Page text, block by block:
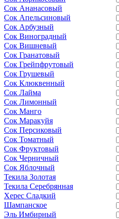
Сок Ананасовый
Сок Апельсиновый
Сок Арбузный
Сок Виноградный
Сок Вишневый
Сок Гранатовый
Сок Грейпфрутовый
Сок Грушевый
Сок Клюквенный
Сок Лайма
Сок Лимонный
Сок Манго
Сок Маракуйя
Сок Персиковый
Сок Томатный
Сок Фруктовый
Сок Черничный
Сок Яблочный
Текила Золотая
Текила Серебрянная
Херес Сладкий
Шампанское
Эль Имбирный